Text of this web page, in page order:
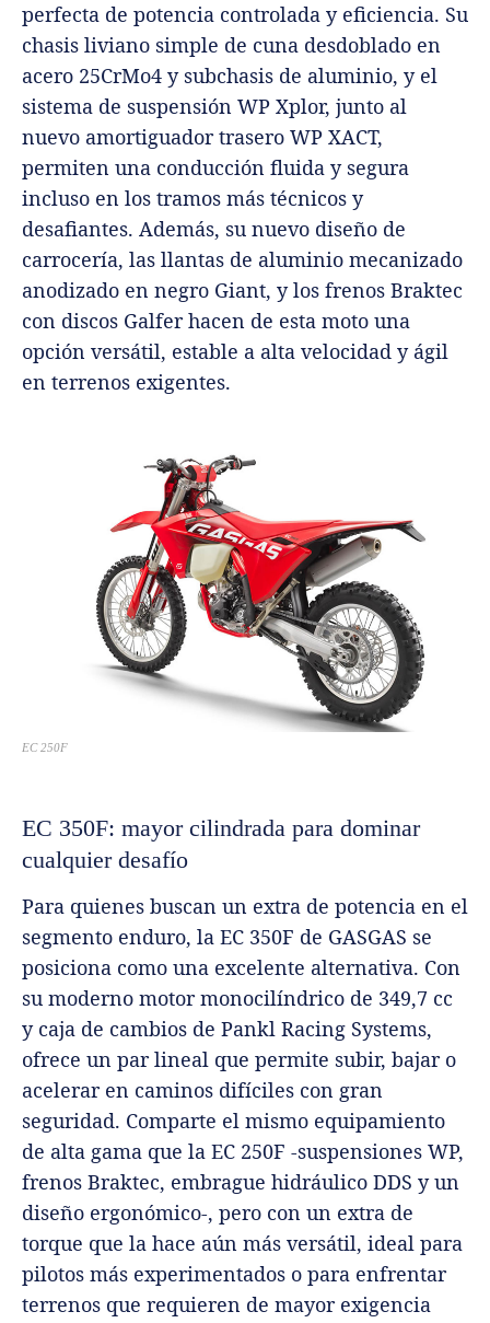
perfecta de potencia controlada y eficiencia. Su
chasis liviano simple de cuna desdoblado en
acero 25CrMo4 y subchasis de aluminio, y el
sistema de suspensión WP Xplor, junto al
nuevo amortiguador trasero WP XACT,
permiten una conducción fluida y segura
incluso en los tramos más técnicos y
desafiantes. Además, su nuevo diseño de
carrocería, las llantas de aluminio mecanizado
anodizado en negro Giant, y los frenos Braktec
con discos Galfer hacen de esta moto una
opción versátil, estable a alta velocidad y ágil
en terrenos exigentes.
EC 250F
EC 350F: mayor cilindrada para dominar
cualquier desafío
Para quienes buscan un extra de potencia en el
segmento enduro, la EC 350F de GASGAS se
posiciona como una excelente alternativa. Con
su moderno motor monocilíndrico de 349,7 cc
y caja de cambios de Pankl Racing Systems,
ofrece un par lineal que permite subir, bajar o
acelerar en caminos difíciles con gran
seguridad. Comparte el mismo equipamiento
de alta gama que la EC 250F -suspensiones WP,
frenos Braktec, embrague hidráulico DDS y un
diseño ergonómico-, pero con un extra de
torque que la hace aún más versátil, ideal para
pilotos más experimentados o para enfrentar
terrenos que requieren de mayor exigencia